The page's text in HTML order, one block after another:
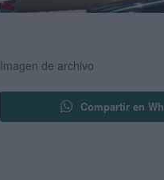
Imagen de archivo
Compartir en